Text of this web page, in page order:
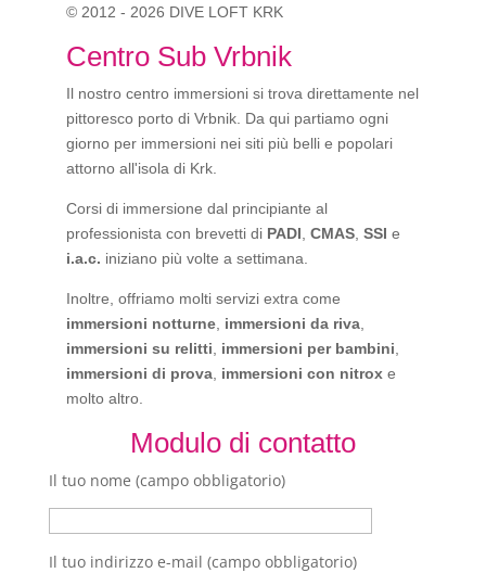
© 2012 - 2026 DIVE LOFT KRK
Centro Sub Vrbnik
Il nostro centro immersioni si trova direttamente nel
pittoresco porto di Vrbnik. Da qui partiamo ogni
giorno per immersioni nei siti più belli e popolari
attorno all'isola di Krk.
Corsi di immersione dal principiante al
professionista con brevetti di PADI CMAS, SSI e
i.a.c. iniziano più volte a settimana.
Inoltre, offriamo molti servizi extra come
immersioni notturne, immersioni da riva,
immersioni su relitti
immersioni per bambini
immersioni di prova, immersioni con nitroxe
molto altro.
Modulo di contatto
Il tuo nome (campo obbligatorio)
Il tuo indirizzo e-mail (campo obbligatorio)